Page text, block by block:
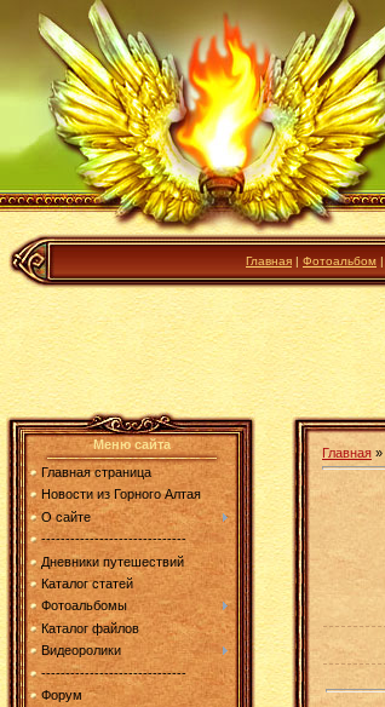
Главная | Фотоальбом |
Меню сайта
Главная страница
Новости из Горного Алтая
О сайте
------------------------------
Дневники путешествий
Каталог статей
Фотоальбомы
Каталог файлов
Видеоролики
------------------------------
Форум
Главная »